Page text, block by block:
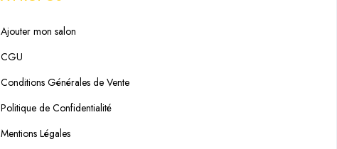
Ajouter mon salon
CGU
Conditions Générales de Vente
Politique de Confidentialité
Mentions Légales